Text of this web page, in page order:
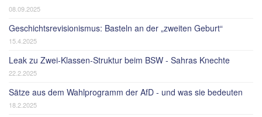
08.09.2025
Geschichtsrevisionismus: Basteln an der „zweiten Geburt“
15.4.2025
Leak zu Zwei-Klassen-Struktur beim BSW - Sahras Knechte
22.2.2025
Sätze aus dem Wahlprogramm der AfD - und was sie bedeuten
18.2.2025